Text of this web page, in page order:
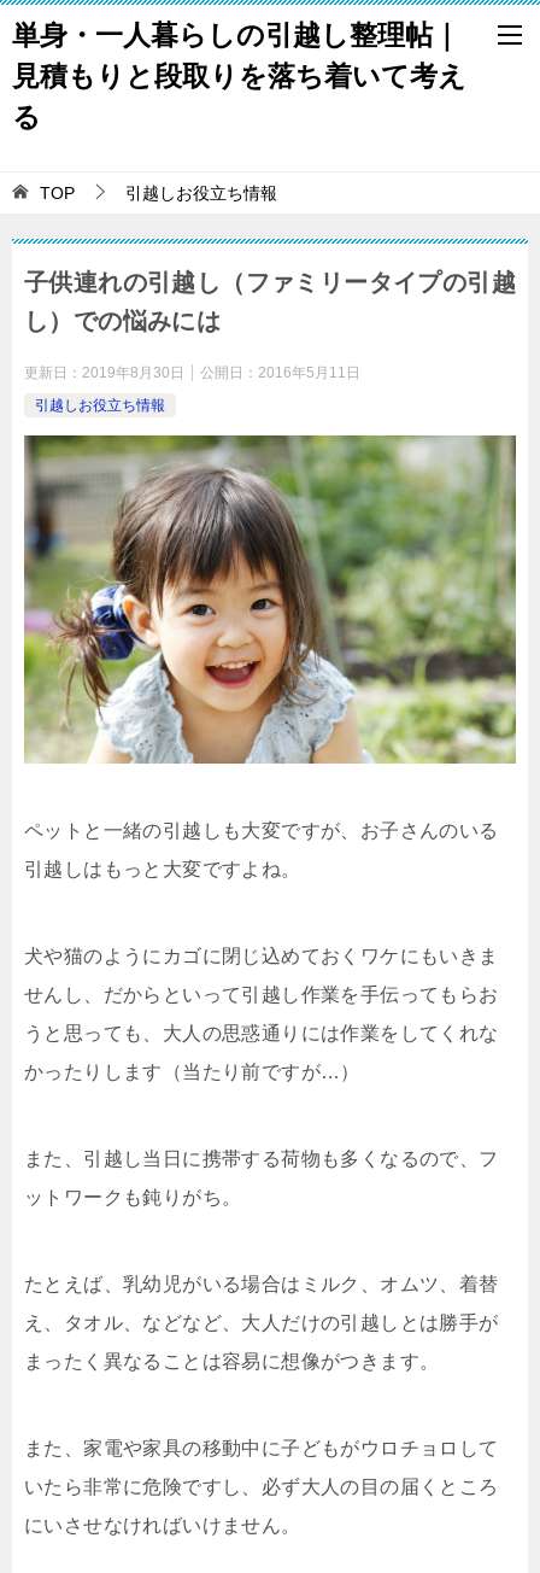
単身・一人暮らしの引越し整理帖｜
見積もりと段取りを落ち着いて考え
る
TOP 引越しお役立ち情報
子供連れの引越し（ファミリータイプの引越
し）での悩みには
更新日： 2019年8月30日 公開日： 2016年5月11日
引越しお役立ち情報
ペットと一緒の引越しも大変ですが、お子さんのいる
引越しはもっと大変ですよね。
犬や猫のようにカゴに閉じ込めておくワケにもいきま
せんし、だからといって引越し作業を手伝ってもらお
うと思っても、大人の思惑通りには作業をしてくれな
かったりします（当たり前ですが…）
また、引越し当日に携帯する荷物も多くなるので、フ
ットワークも鈍りがち。
たとえば、乳幼児がいる場合はミルク、オムツ、着替
え、タオル、などなど、大人だけの引越しとは勝手が
まったく異なることは容易に想像がつきます。
また、家電や家具の移動中に子どもがウロチョロして
いたら非常に危険ですし、必ず大人の目の届くところ
にいさせなければいけません。